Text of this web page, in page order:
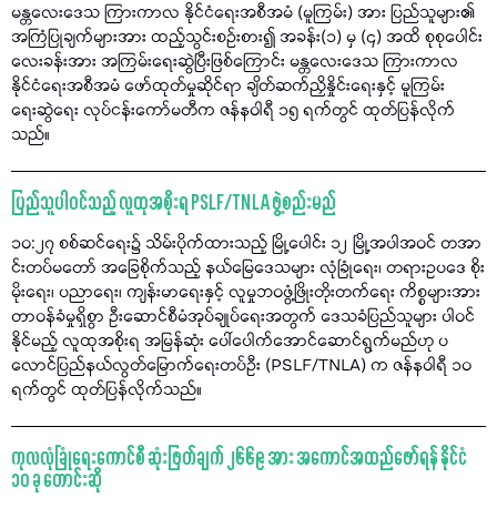
မန္တလေးဒေသ ကြားကာလ နိုင်ငံရေးအစီအမံ (မူကြမ်း) အား ပြည်သူများ၏
အကြံပြုချက်များအား ထည့်သွင်းစဉ်းစား၍ အခန်း(၁) မှ (၄) အထိ စုစုပေါင်း
လေးခန်းအား အကြမ်းရေးဆွဲပြီးဖြစ်ကြောင်း မန္တလေးဒေသ ကြားကာလ
နိုင်ငံရေးအစီအမံ ဖော်ထုတ်မှုဆိုင်ရာ ချိတ်ဆက်ညှိနှိုင်းရေးနှင့် မူကြမ်း
ရေးဆွဲရေး လုပ်ငန်းကော်မတီက ဇန်နဝါရီ ၁၅ ရက်တွင် ထုတ်ပြန်လိုက်
သည်။
ပြည်သူပါဝင်သည့် လူထုအစိုးရ PSLF/TNLA ဖွဲ့စည်းမည်
၁၀:၂၇ စစ်ဆင်ရေး၌ သိမ်းပိုက်ထားသည့် မြို့ပေါင်း ၁၂ မြို့အပါအဝင် တအာ
င်းတပ်မတော် အခြေစိုက်သည့် နယ်မြေဒေသများ လုံခြုံရေး၊ တရားဥပဒေ စိုး
မိုးရေး၊ ပညာရေး၊ ကျန်းမာရေးနှင့် လူမှုဘဝဖွံ့ဖြိုးတိုးတက်ရေး ကိစ္စများအား
တာဝန်ခံမှုရှိစွာ ဦးဆောင်စီမံအုပ်ချုပ်ရေးအတွက် ဒေသခံပြည်သူများ ပါဝင်
နိုင်မည့် လူထုအစိုးရ အမြန်ဆုံး ပေါ်ပေါက်အောင်ဆောင်ရွက်မည်ဟု ပ
လောင်ပြည်နယ်လွတ်မြောက်ရေးတပ်ဦး (PSLF/TNLA) က ဇန်နဝါရီ ၁၀
ရက်တွင် ထုတ်ပြန်လိုက်သည်။
ကုလလုံခြုံရေးကောင်စီ ဆုံးဖြတ်ချက် ၂၆၆၉ အား အကောင်အထည်ဖော်ရန် နိုင်ငံ
၁၀ ခု တောင်းဆို